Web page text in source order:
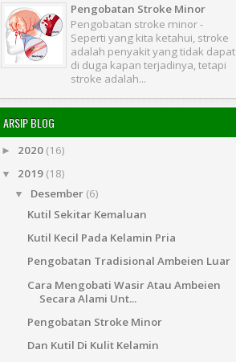
Pengobatan Stroke Minor
Pengobatan stroke minor -
Seperti yang kita ketahui, stroke
adalah penyakit yang tidak dapat
di duga kapan terjadinya, tetapi
stroke adalah...
ARSIP BLOG
► 2020 (16)
▼ 2019 (18)
▼ Desember (6)
Kutil Sekitar Kemaluan
Kutil Kecil Pada Kelamin Pria
Pengobatan Tradisional Ambeien Luar
Cara Mengobati Wasir Atau Ambeien
Secara Alami Unt...
Pengobatan Stroke Minor
Dan Kutil Di Kulit Kelamin